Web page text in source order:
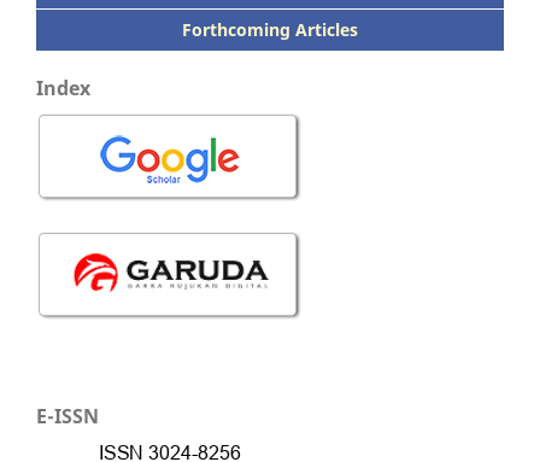
Forthcoming Articles
Index
E-ISSN